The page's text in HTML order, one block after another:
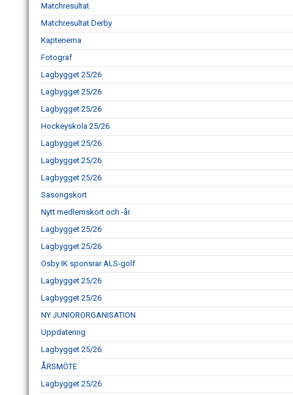
Matchresultat
Matchresultat Derby
Kaptenerna
Fotograf
Lagbygget 25/26
Lagbygget 25/26
Lagbygget 25/26
Hockeyskola 25/26
Lagbygget 25/26
Lagbygget 25/26
Lagbygget 25/26
Säsongskort
Nytt medlemskort och -år
Lagbygget 25/26
Lagbygget 25/26
Osby IK sponsrar ALS-golf
Lagbygget 25/26
Lagbygget 25/26
NY JUNIORORGANISATION
Uppdatering
Lagbygget 25/26
ÅRSMÖTE
Lagbygget 25/26